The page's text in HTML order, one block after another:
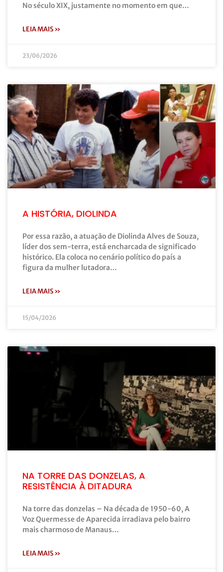
No século XIX, justamente no momento em que…
LEIA MAIS »
23/06/2026
A HISTÓRIA, DIOLINDA
Por essa razão, a atuação de Diolinda Alves de Souza,
líder dos sem-terra, está encharcada de significado
histórico. Ela coloca no cenário político do país a
figura da mulher lutadora…
LEIA MAIS »
15/04/2026
NA TORRE DAS DONZELAS, A
RESISTÊNCIA À DITADURA
Na torre das donzelas – Na década de 1950-60, A
Voz Quermesse de Aparecida irradiava pelo bairro
mais charmoso de Manaus…
LEIA MAIS »